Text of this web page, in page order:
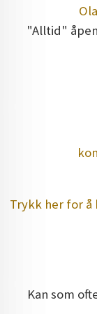
"Alltid"
Trykk her for å
Kan som